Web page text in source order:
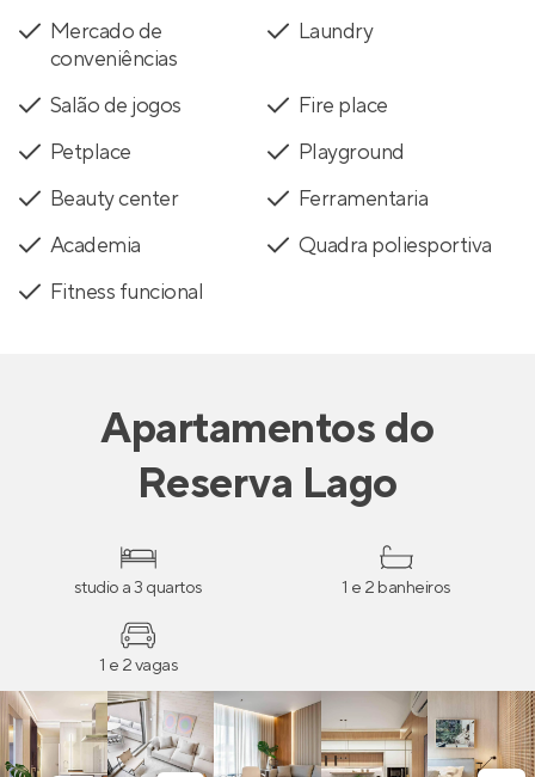
Mercado de
conveniências
Laundry
Salão de jogos
Fire place
Petplace
Playground
Beauty center
Ferramentaria
Academia
Quadra poliesportiva
Fitness funcional
Apartamentosdo
Reserva Lago
studio a 3 quartos 1 e 2 banheiros
1 e 2 vagas